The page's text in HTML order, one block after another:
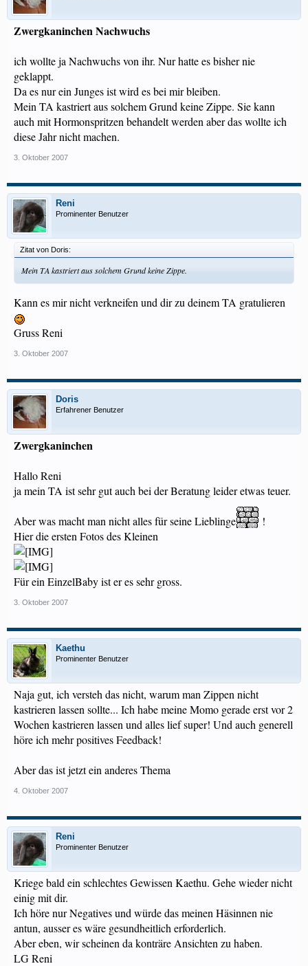
Zwergkaninchen Nachwuchs
ich wollte ja Nachwuchs von ihr. Nur hatte es bisher nie
geklappt.
Da es nur ein Junges ist wird es bei mir bleiben.
Mein TA kastriert aus solchem Grund keine Zippe. Sie kann
auch mit Hormonspritzen behandelt werden aber das wollte ich
diese Jahr nicht machen.
3. Oktober 2007
Reni
Prominenter Benutzer
Zitat von Doris:
Mein TA kastriert aus solchem Grund keine Zippe.
Kann es mir nicht verkneifen und dir zu deinem TA gratulieren
Gruss Reni
3. Oktober 2007
Doris
Erfahrener Benutzer
Zwergkaninchen
Hallo Reni
ja mein TA ist sehr gut auch bei der Beratung leider etwas teuer.
Aber was macht man nicht alles für seine Lieblinge
!
Hier die ersten Fotos des Kleinen
Für ein EinzelBaby ist er es sehr gross.
3. Oktober 2007
Kaethu
Prominenter Benutzer
Naja gut, ich versteh das nicht, warum man Zippen nicht
kastrieren lassen sollte... Ich habe meine Momo gerade erst vor 2
Wochen kastrieren lassen und alles lief super! Und auch generell
höre ich mehr positives Feedback!
Aber das ist jetzt ein anderes Thema
4. Oktober 2007
Reni
Prominenter Benutzer
Kriege bald ein schlechtes Gewissen Kaethu. Gehe wieder nicht
einig mit dir.
Ich höre nur Negatives und würde das meinen Häsinnen nie
antun, ausser es wäre gesundheitlich erforderlich.
Aber eben, wir scheinen da konträre Ansichten zu haben.
LG Reni